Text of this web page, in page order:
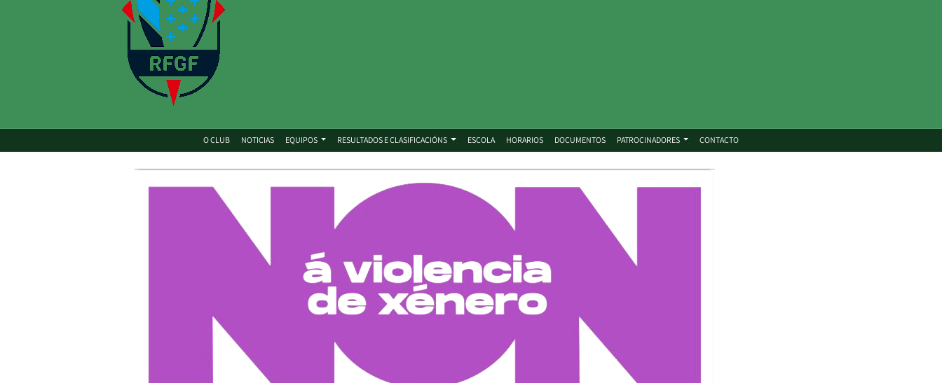
O CLUB NOTICIAS EQUIPOS RESULTADOS E CLASIFICACIÓNS ESCOLA HORARIOS DOCUMENTOS PATROCINADORES CONTACTO